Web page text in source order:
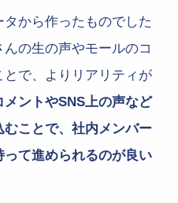
から作ったものでした
の生の声やモールのコ
とで、よりリアリティが
メントやSNS上の声など
ことで、社内メンバー
て進められるのが良い